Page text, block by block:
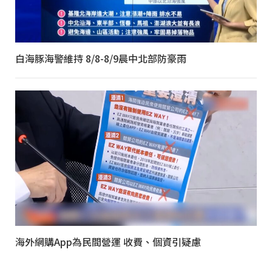
白海豚海警維持 8/8-8/9晨中北部防豪雨
海外網購App為民間營運 收費、個資引疑慮